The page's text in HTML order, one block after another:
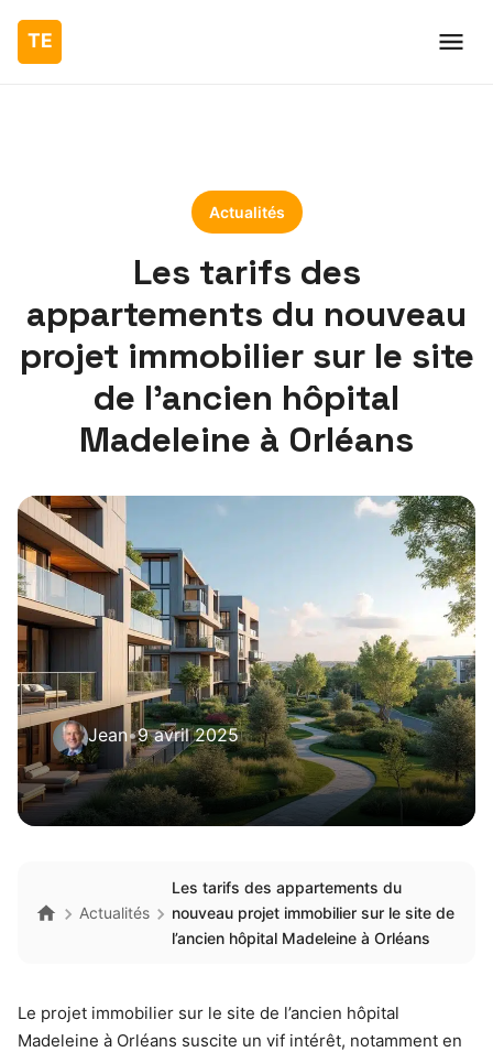
Actualités
Les tarifs des
appartements du nouveau
projet immobilier sur le site
de l’ancien hôpital
Madeleine à Orléans
Jean•9 avril 2025
Actualités
Les tarifs des appartements du
nouveau projet immobilier sur le site de
l’ancien hôpital Madeleine à Orléans
Le projet immobilier sur le site de l’ancien hôpital
Madeleine à Orléans suscite un vif intérêt, notamment en